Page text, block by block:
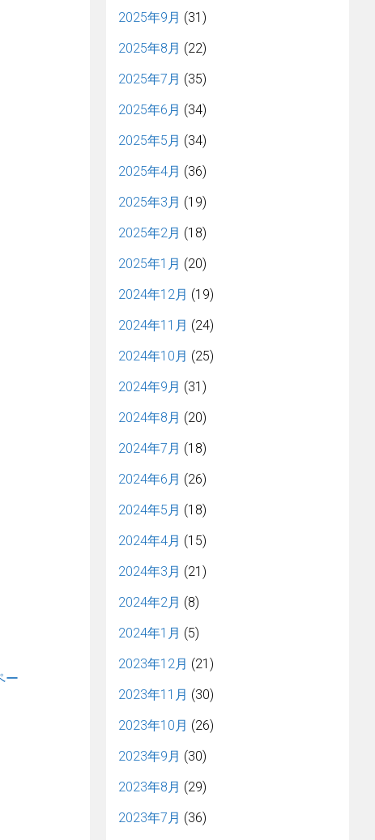
ー
2025年9月 (31)
2025年8月 (22)
2025年7月 (35)
2025年6月 (34)
2025年5月 (34)
2025年4月 (36)
2025年3月 (19)
2025年2月 (18)
2025年1月 (20)
2024年12月 (19)
2024年11月 (24)
2024年10月 (25)
2024年9月 (31)
2024年8月 (20)
2024年7月 (18)
2024年6月 (26)
2024年5月 (18)
2024年4月 (15)
2024年3月 (21)
2024年2月 (8)
2024年1月 (5)
2023年12月 (21)
2023年11月 (30)
2023年10月 (26)
2023年9月 (30)
2023年8月 (29)
2023年7月 (36)